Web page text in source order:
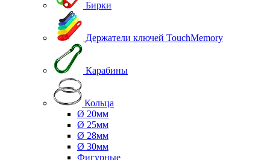
Бирки
Держатели ключей TouchMemory
Карабины
Кольца
Ø 20мм
Ø 25мм
Ø 28мм
Ø 30мм
Фигурные